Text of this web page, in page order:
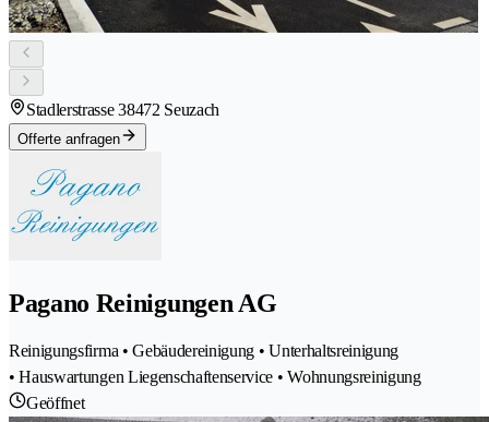
Stadlerstrasse 38472 Seuzach
Offerte anfragen
Pagano Reinigungen AG
Reinigungsfirma • Gebäudereinigung • Unterhaltsreinigung
• Hauswartungen Liegenschaftenservice • Wohnungsreinigung
Geöffnet